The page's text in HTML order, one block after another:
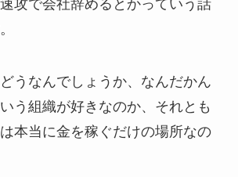
攻で会社辞めるとかっていう話
うなんでしょうか、なんだかん
う組織が好きなのか、それとも
本当に金を稼ぐだけの場所なの